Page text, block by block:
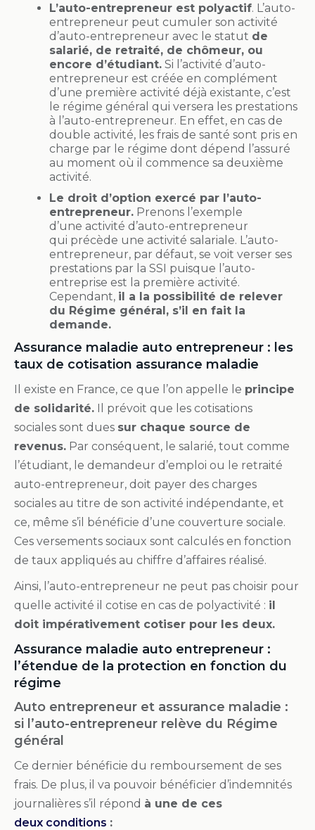
L’auto-entrepreneur est polyactif. L’auto-
entrepreneur peut cumuler son activité
d’auto-entrepreneur avec le statut de
salarié, de retraité, de chômeur, ou
encore d’étudiant. Si l’activité d’auto-
entrepreneur est créée en complément
d’une première activité déjà existante, c’est
le régime général qui versera les prestations
à l’auto-entrepreneur. En effet, en cas de
double activité, les frais de santé sont pris en
charge par le régime dont dépend l’assuré
au moment où il commence sa deuxième
activité.
Le droit d’option exercé par l’auto-
entrepreneur. Prenons l’exemple
d’une activité d’auto-entrepreneur
qui précède une activité salariale. L’auto-
entrepreneur, par défaut, se voit verser ses
prestations par la SSI puisque l’auto-
entreprise est la première activité.
Cependant, il a la possibilité de relever
du Régime général, s’il en fait la
demande.
Assurance maladie auto entrepreneur : les
taux de cotisation assurance maladie
Il existe en France, ce que l’on appelle le principe
de solidarité. Il prévoit que les cotisations
sociales sont dues sur chaque source de
revenus. Par conséquent, le salarié, tout comme
l’étudiant, le demandeur d’emploi ou le retraité
auto-entrepreneur, doit payer des charges
sociales au titre de son activité indépendante, et
ce, même s’il bénéficie d’une couverture sociale.
Ces versements sociaux sont calculés en fonction
de taux appliqués au chiffre d’affaires réalisé.
Ainsi, l’auto-entrepreneur ne peut pas choisir pour
quelle activité il cotise en cas de polyactivité : il
doit impérativement cotiser pour les deux.
Assurance maladie auto entrepreneur :
l’étendue de la protection en fonction du
régime
Auto entrepreneur et assurance maladie :
si l’auto-entrepreneur relève du Régime
général
Ce dernier bénéficie du remboursement de ses
frais. De plus, il va pouvoir bénéficier d’indemnités
journalières s’il répond à une de ces
deux conditions :